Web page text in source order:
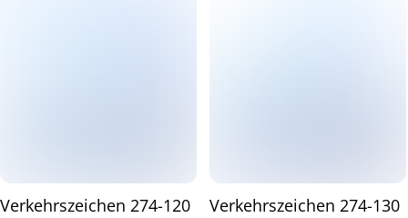
Verkehrszeichen 274-120
Verkehrszeichen 274-130